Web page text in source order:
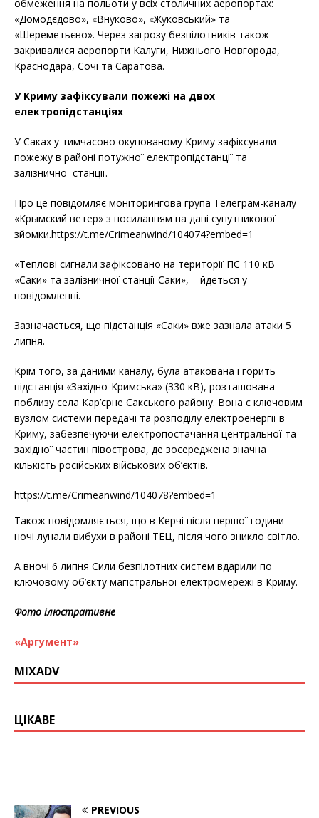
обмеження на польоти у всіх столичних аеропортах:
«Домодєдово», «Внуково», «Жуковський» та
«Шереметьєво». Через загрозу безпілотників також
закривалися аеропорти Калуги, Нижнього Новгорода,
Краснодара, Сочі та Саратова.
У Криму зафіксували пожежі на двох
електропідстанціях
У Саках у тимчасово окупованому Криму зафіксували
пожежу в районі потужної електропідстанції та
залізничної станції.
Про це повідомляє моніторингова група Телеграм-каналу
«Крымский ветер» з посиланням на дані супутникової
зйомки.https://t.me/Crimeanwind/104074?embed=1
«Теплові сигнали зафіксовано на території ПС 110 кВ
«Саки» та залізничної станції Саки», – йдеться у
повідомленні.
Зазначається, що підстанція «Саки» вже зазнала атаки 5
липня.
Крім того, за даними каналу, була атакована і горить
підстанція «Західно-Кримська» (330 кВ), розташована
поблизу села Кар’єрне Сакського району. Вона є ключовим
вузлом системи передачі та розподілу електроенергії в
Криму, забезпечуючи електропостачання центральної та
західної частин півострова, де зосереджена значна
кількість російських військових об’єктів.
https://t.me/Crimeanwind/104078?embed=1
Також повідомляється, що в Керчі після першої години
ночі лунали вибухи в районі ТЕЦ, після чого зникло світло.
А вночі 6 липня Сили безпілотних систем вдарили по
ключовому об’єкту магістральної електромережі в Криму.
Фото ілюстративне
«Аргумент»
MIXADV
ЦІКАВЕ
PREVIOUS